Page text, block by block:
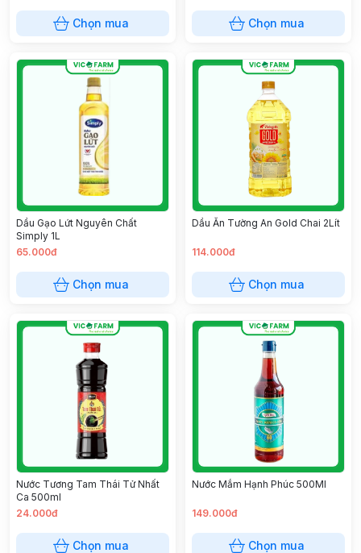
Chọn mua Chọn mua
Dầu Gạo Lứt Nguyên Chất
Simply 1L
65.000đ
Chọn mua
Dầu Ăn Tường An Gold Chai 2Lít
114.000đ
Chọn mua
Nước Tương Tam Thái Tử Nhất
Ca 500ml
24.000đ
Chọn mua
Nước Mắm Hạnh Phúc 500Ml
149.000đ
Chọn mua